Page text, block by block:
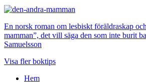
En norsk roman om lesbiskt föräldraskap
mamman”, det vill säga den som inte burit
Samuelsson
Visa fler boktips
Hem